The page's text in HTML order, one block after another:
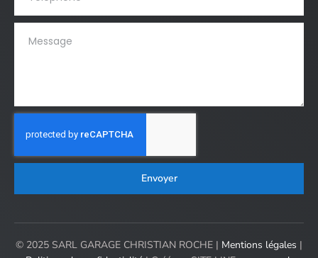
Envoyer
© 2025 SARL GARAGE CHRISTIAN ROCHE | Mentions légales |